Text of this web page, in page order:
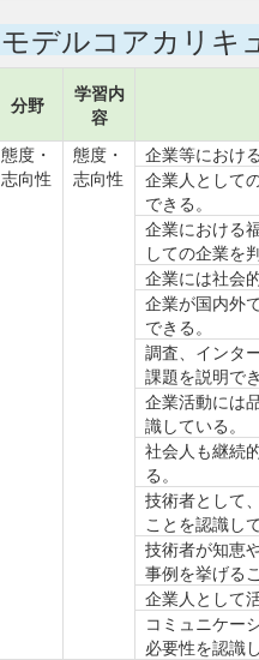
モデルコアカリキ
分野
学習内
容
態度・
志向性
態度・
志向性
企業等におけ
企業人として
できる。
企業における
しての企業を
企業には社会
企業が国内外
できる。
調査、インタ
課題を説明で
企業活動には
識している。
社会人も継続
る。
技術者として
ことを認識し
技術者が知恵
事例を挙げる
企業人として
コミュニケー
必要性を認識